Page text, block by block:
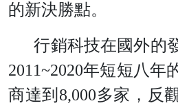
的新決勝點。
行銷科技在國外的
2011~2020年短短八年
商達到 8,000多家，反